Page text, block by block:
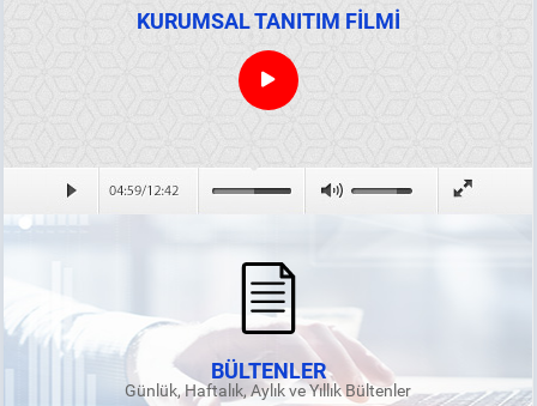
KURUMSAL TANITIM FİLMİ
BÜLTENLER
Günlük, Haftalık, Aylık ve Yıllık Bültenler